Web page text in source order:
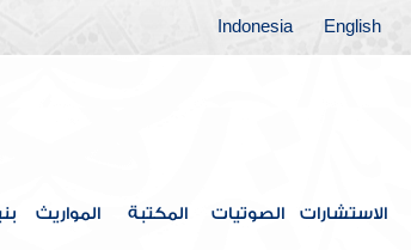
English
Indonesia
الاستشارات الصوتيات المكتبة المواريث